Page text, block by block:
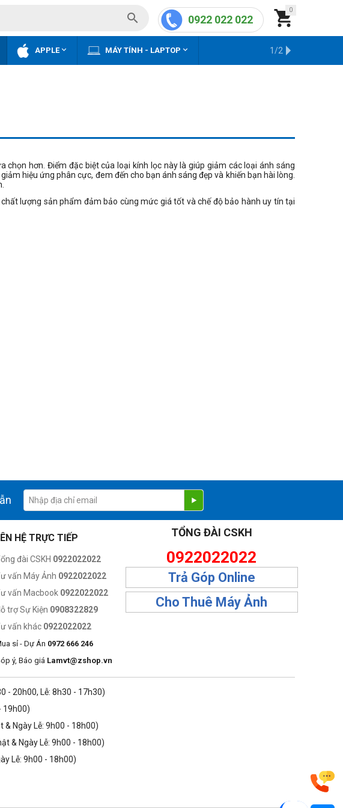
0

0922 022 022

APPLE MÁY TÍNH - LAPTOP  KHO HÀNG CŨ
1/2
chọn hơn. Điểm đặc biệt của loại kính lọc này là giúp giảm các loại ánh sáng
hiệu ứng phân cực, đem đến cho bạn ánh sáng đẹp và khiến bạn hài lòng.
lượng sản phẩm đảm bảo cùng mức giá tốt và chế độ bảo hành uy tín tại
HỆ TRỰC TIẾP
đài CSKH 0922022022
vấn Máy Ảnh 0922022022
vấn Macbook 0922022022
trợ Sự Kiện 0908322829
vấn khác 0922022022
sỉ - Dự Án 0972 666 246
ý, Báo giá Lamvt@zshop.vn
TỔNG ĐÀI CSKH
0922022022
Trả Góp Online
Cho Thuê Máy Ảnh
- 20h00, Lễ: 8h30 - 17h30)
19h00)
& Ngày Lễ: 9h00 - 18h00)
& Ngày Lễ: 9h00 - 18h00)
Lễ: 9h00 - 18h00)